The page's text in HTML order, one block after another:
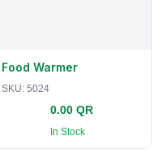
Food Warmer
SKU: 5024
0.00 QR
In Stock